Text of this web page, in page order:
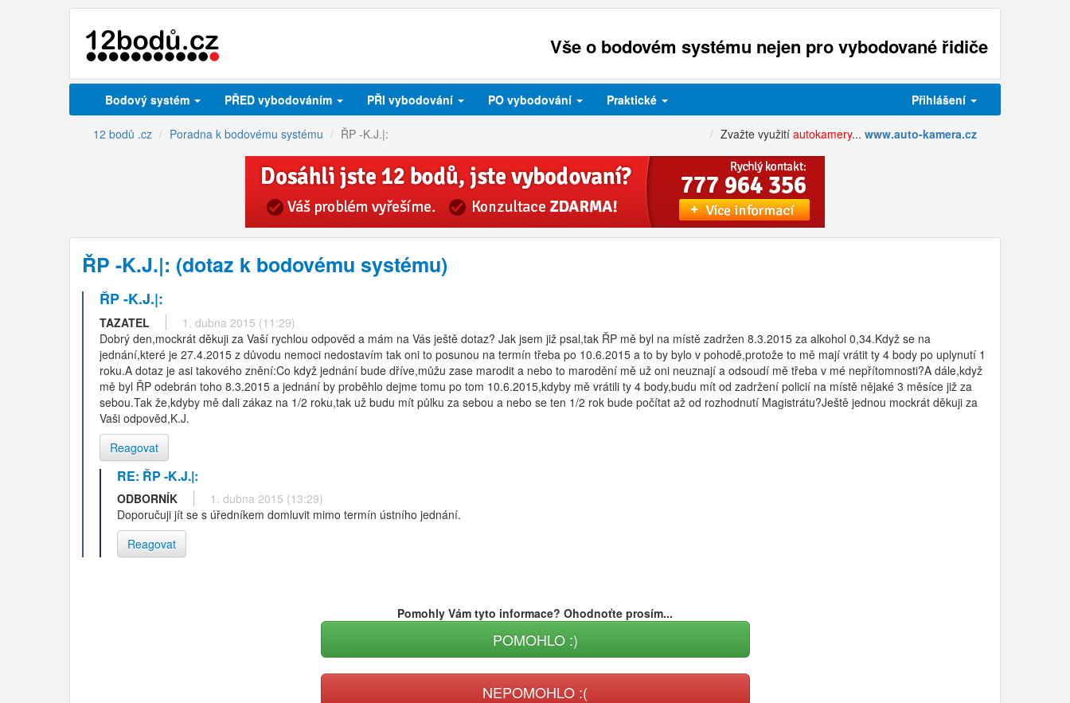
Vše o bodovém systému nejen pro vybodované řidiče
Bodový systém PŘED vybodováním PŘI vybodování PO vybodování Praktické Přihlášení
12 bodů .cz Poradna k bodovému systému ŘP -K.J.|: Zvažte využití autokamery... www.auto-kamera.cz
ŘP -K.J.|: (dotaz k bodovému systému)
ŘP -K.J.|:
TAZATEL
1. dubna 2015 (11:29)
Dobrý den,mockrát děkuji za Vaší rychlou odpověd a mám na Vás ještě dotaz? Jak jsem již psal,tak ŘP mě byl na místě zadržen 8.3.2015 za alkohol 0,34.Když se na
jednání,které je 27.4.2015 z důvodu nemoci nedostavím tak oni to posunou na termín třeba po 10.6.2015 a to by bylo v pohodě,protože to mě mají vrátit ty 4 body po uplynutí 1
roku.A dotaz je asi takového znění:Co když jednání bude dříve,můžu zase marodit a nebo to marodění mě už oni neuznají a odsoudí mě třeba v mé nepřítomnosti?A dále,když
mě byl ŘP odebrán toho 8.3.2015 a jednání by proběhlo dejme tomu po tom 10.6.2015,kdyby mě vrátili ty 4 body,budu mít od zadržení policií na místě nějaké 3 měsíce již za
sebou.Tak že,kdyby mě dali zákaz na 1/2 roku,tak už budu mít půlku za sebou a nebo se ten 1/2 rok bude počítat až od rozhodnutí Magistrátu?Ještě jednou mockrát děkuji za
Vaši odpověd,K.J.
Reagovat
RE: ŘP -K.J.|:
ODBORNÍK
1. dubna 2015 (13:29)
Doporučuji jít se s úředníkem domluvit mimo termín ústního jednání.
Reagovat
Pomohly Vám tyto informace? Ohodnoťte prosím...
POMOHLO :)
NEPOMOHLO :(